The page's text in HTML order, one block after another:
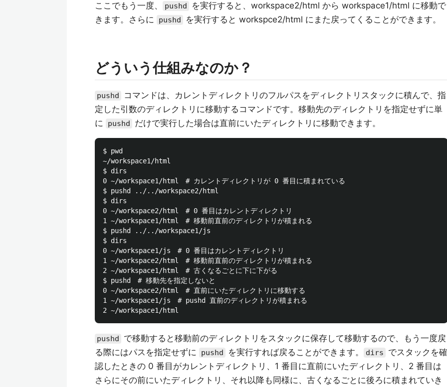
ここでもう一度、 pushd
を実行すると、workspace2/html から workspace1/html に移動で
きます。さらに
pushd を実行すると workspce2/html にまた戻ってくることができます。
どういう仕組みなのか？
pushd
コマンドは、カレントディレクトリのフルパスをディレクトリスタックに積んで、指
定した引数のディレクトリに移動するコマンドです。移動先のディレクトリを指定せずに単
に
pushd だけで実行した場合は直前にいたディレクトリに移動できます。
$ pwd
~/workspace1/html
$ dirs
0 ~/workspace1/html　# カレントディレクトリが 0 番目に積まれている
$ pushd ../../workspace2/html
$ dirs
0 ~/workspace2/html　# 0 番目はカレントディレクトリ
1 ~/workspace1/html　# 移動前直前のディレクトリが積まれる
$ pushd ../../workspace1/js
$ dirs
0 ~/workspace1/js　# 0 番目はカレントディレクトリ
1 ~/workspace2/html　# 移動前直前のディレクトリが積まれる
2 ~/workspace1/html　# 古くなるごとに下に下がる
$ pushd　# 移動先を指定しないと
0 ~/workspace2/html　# 直前にいたディレクトリに移動する
1 ~/workspace1/js　# pushd 直前のディレクトリが積まれる
pushd
で移動すると移動前のディレクトリをスタックに保存して移動するので、もう一度戻
る際にはパスを指定せずに
pushd を実行すれば戻ることができます。 dirs
でスタックを確
認したときの 0 番目がカレントディレクトリ、1 番目に直前にいたディレクトリ、2 番目は
さらにその前にいたディレクトリ、それ以降も同様に、古くなるごとに後ろに積まれていき